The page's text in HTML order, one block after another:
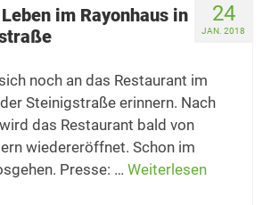
24
JAN. 2018
im Rayonhaus in
noch an das Restaurant im
Steinigstraße erinnern. Nach
das Restaurant bald von
wiedereröffnet. Schon im
Presse: … Weiterlesen